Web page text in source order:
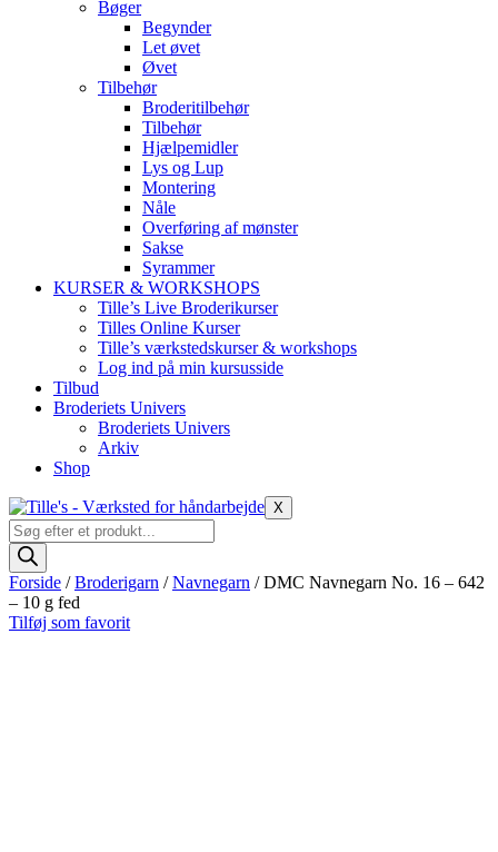
Bøger
Begynder
Let øvet
Øvet
Tilbehør
Broderitilbehør
Tilbehør
Hjælpemidler
Lys og Lup
Montering
Nåle
Overføring af mønster
Sakse
Syrammer
KURSER & WORKSHOPS
Tille’s Live Broderikurser
Tilles Online Kurser
Tille’s værkstedskurser & workshops
Log ind på min kursusside
Tilbud
Broderiets Univers
Broderiets Univers
Arkiv
Shop
X
Products
search
Forside /Broderigarn /Navnegarn / DMC Navnegarn No. 16 – 642
– 10 g fed
Tilføj som favorit